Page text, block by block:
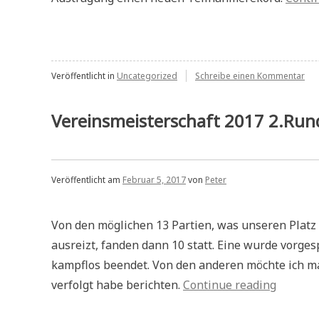
Veröffentlicht in Uncategorized Schreibe einen Kommentarzu
der
Vereinsmeisterschaft 2017
Veröffentlicht am Februar 5, 2017von Peter
Von den möglichen 13 Partien, was unseren
ausreizt, fanden dann 10 statt. Eine wurde
kampflos beendet. Von den anderen möchte ich
verfolgt habe berichten. Continue reading